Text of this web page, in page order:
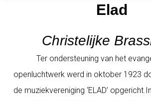
Elad
Christelijke
Ter ondersteuning van het
openluchtwerk werd in oktober 1923
de muziekvereniging ‘ELAD’